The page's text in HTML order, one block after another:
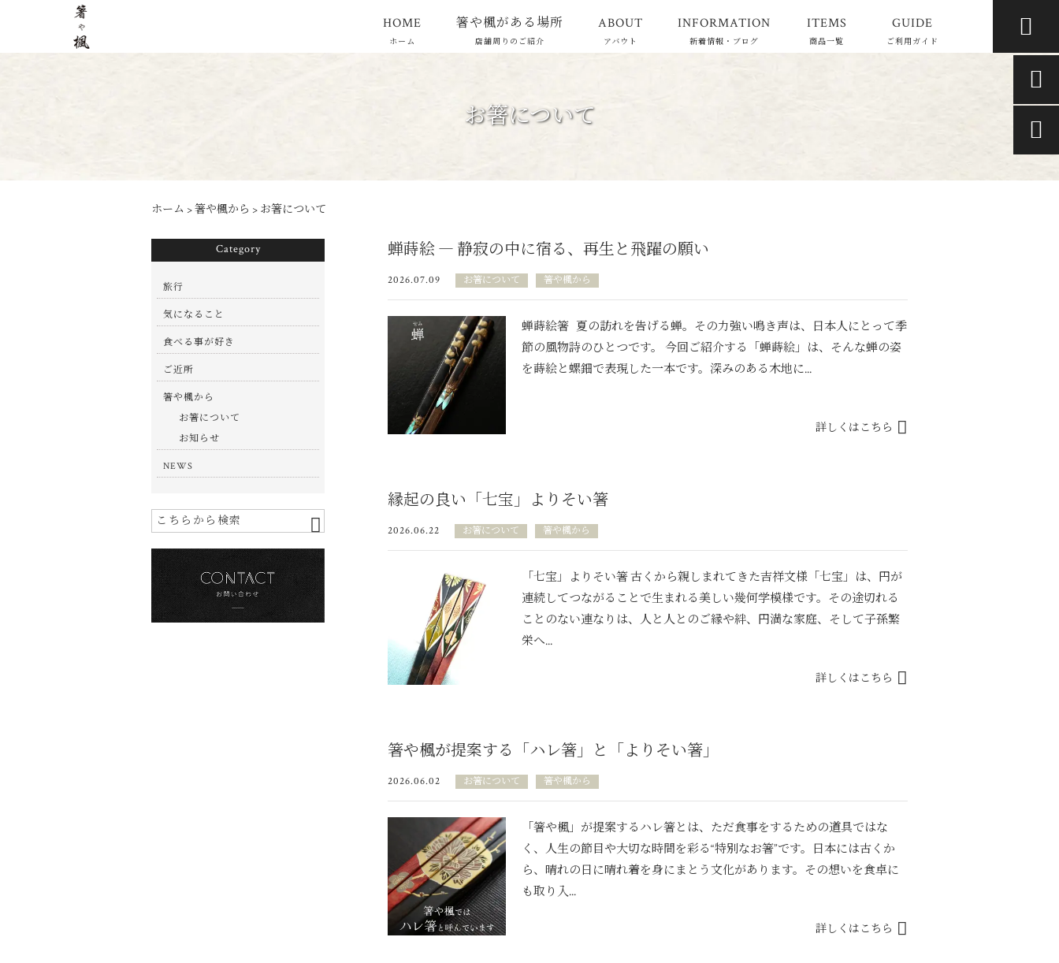
HOME
ホーム
箸や楓がある場所
店舗周りのご紹介
ABOUT
アバウト
INFORMATION
新着情報・ブログ
ITEMS
商品一覧
GUIDE
ご利用ガイド

お箸について
ホーム >箸や楓から > お箸について
蝉蒔絵 ― 静寂の中に宿る、再生と飛躍の願い
2026.07.09 お箸について 箸や楓から
蝉蒔絵箸 夏の訪れを告げる蝉。その力強い鳴き声は、日本人にとって季
節の風物詩のひとつです。 今回ご紹介する「蝉蒔絵」は、そんな蝉の姿
を蒔絵と螺鈿で表現した一本です。深みのある木地に...
詳しくはこちら
縁起の良い「七宝」よりそい箸
2026.06.22 お箸について 箸や楓から
「七宝」よりそい箸 古くから親しまれてきた吉祥文様「七宝」は、円が
連続してつながることで生まれる美しい幾何学模様です。その途切れる
ことのない連なりは、人と人とのご縁や絆、円満な家庭、そして子孫繁
栄へ...
詳しくはこちら
箸や楓が提案する「ハレ箸」と「よりそい箸」
2026.06.02 お箸について 箸や楓から
「箸や楓」が提案するハレ箸とは、ただ食事をするための道具ではな
く、人生の節目や大切な時間を彩る“特別なお箸”です。日本には古くか
ら、晴れの日に晴れ着を身にまとう文化があります。その想いを食卓に
も取り入...
詳しくはこちら
Category
旅行
気になること
食べる事が好き
ご近所
箸や楓から
お箸について
お知らせ
NEWS

